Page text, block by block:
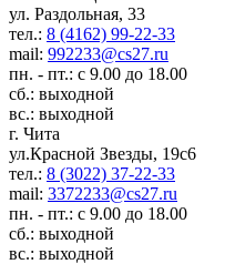
ул. Раздольная, 33
тел.: 8 (4162) 99-22-33
mail: 992233@cs27.ru
пн. - пт.: с 9.00 до 18.00
сб.: выходной
вс.: выходной
г. Чита
ул.Красной Звезды, 19с6
тел.: 8 (3022) 37-22-33
mail: 3372233@cs27.ru
пн. - пт.: с 9.00 до 18.00
сб.: выходной
вс.: выходной